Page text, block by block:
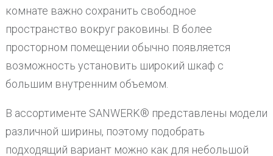
комнате важно сохранить свободное
пространство вокруг раковины. В более
просторном помещении обычно появляется
возможность установить широкий шкаф с
большим внутренним объемом.
В ассортименте SANWERK® представлены модели
различной ширины, поэтому подобрать
подходящий вариант можно как для небольшой